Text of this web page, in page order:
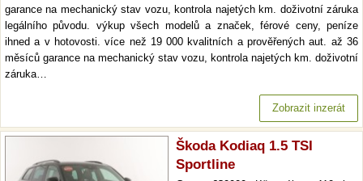
garance na mechanický stav vozu, kontrola najetých km. doživotní záruka
legálního původu. výkup všech modelů a značek, férové ceny, peníze
ihned a v hotovosti. více než 19 000 kvalitních a prověřených aut. až 36
měsíců garance na mechanický stav vozu, kontrola najetých km. doživotní
záruka…
Zobrazit inzerát
Škoda Kodiaq 1.5 TSI
Sportline